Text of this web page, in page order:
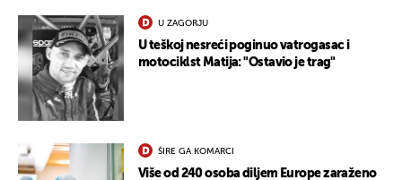
U ZAGORJU
U teškoj nesreći poginuo vatrogasac i
motociklst Matija: "Ostavio je trag"
ŠIRE GA KOMARCI
Više od 240 osoba diljem Europe zaraženo